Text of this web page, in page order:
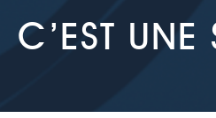
C’EST